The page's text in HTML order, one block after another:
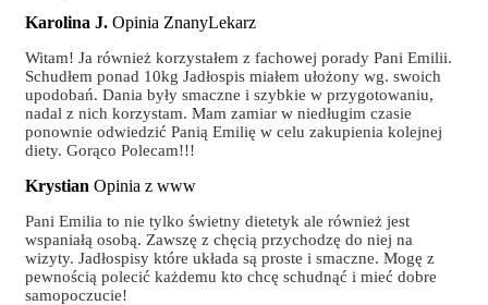
Karolina J. Opinia ZnanyLekarz
Witam! Ja również korzystałem z fachowej porady Pani Emilii.
Schudłem ponad 10kg Jadłospis miałem ułożony wg. swoich
upodobań. Dania były smaczne i szybkie w przygotowaniu,
nadal z nich korzystam. Mam zamiar w niedługim czasie
ponownie odwiedzić Panią Emilię w celu zakupienia kolejnej
diety. Gorąco Polecam!!!
Krystian Opinia z www
Pani Emilia to nie tylko świetny dietetyk ale również jest
wspaniałą osobą. Zawszę z chęcią przychodzę do niej na
wizyty. Jadłospisy które układa są proste i smaczne. Mogę z
pewnością polecić każdemu kto chcę schudnąć i mieć dobre
samopoczucie!